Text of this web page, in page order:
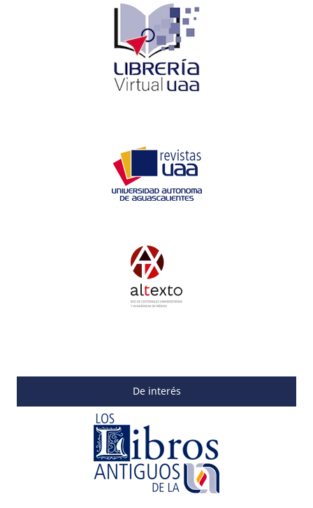
De interés